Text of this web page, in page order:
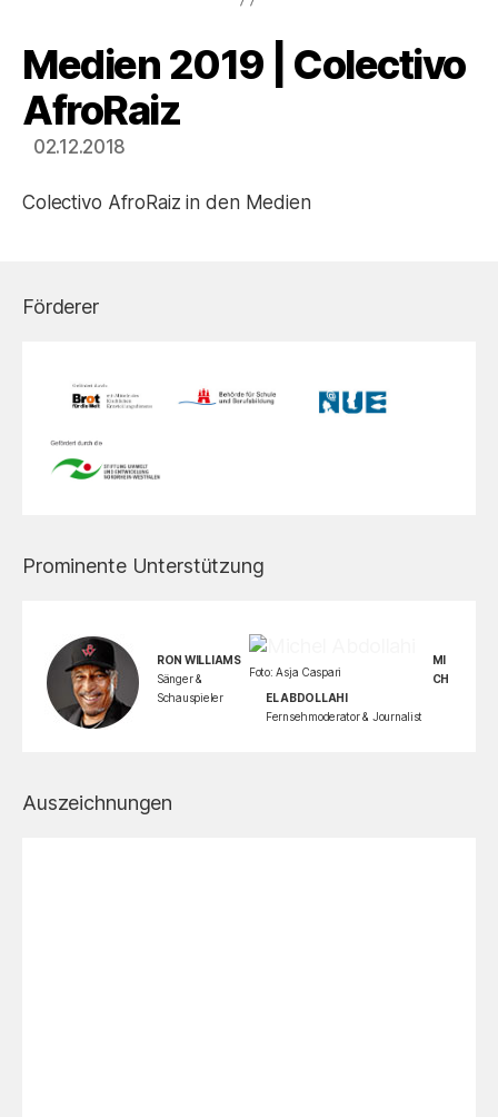
Kategorien
Medien 2019 | Colectivo
AfroRaiz
02.12.2018
Colectivo AfroRaiz in den Medien
Förderer
Prominente Unterstützung
RON WILLIAMS
Sänger &
Schauspieler
Foto: Asja Caspari
MI
CH
EL ABDOLLAHI
Fernsehmoderator & Journalist
Auszeichnungen